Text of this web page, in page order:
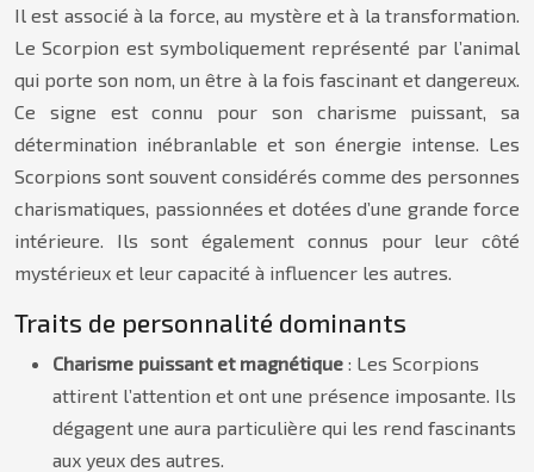
Il est associé à la force, au mystère et à la transformation.
Le Scorpion est symboliquement représenté par l’animal
qui porte son nom, un être à la fois fascinant et dangereux.
Ce signe est connu pour son charisme puissant, sa
détermination inébranlable et son énergie intense. Les
Scorpions sont souvent considérés comme des personnes
charismatiques, passionnées et dotées d’une grande force
intérieure. Ils sont également connus pour leur côté
mystérieux et leur capacité à influencer les autres.
Traits de personnalité dominants
Charisme puissant et magnétique : Les Scorpions
attirent l’attention et ont une présence imposante. Ils
dégagent une aura particulière qui les rend fascinants
aux yeux des autres.